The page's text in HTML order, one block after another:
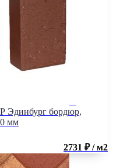
Эдинбург бордюр,
мм
2731 ₽ / м2